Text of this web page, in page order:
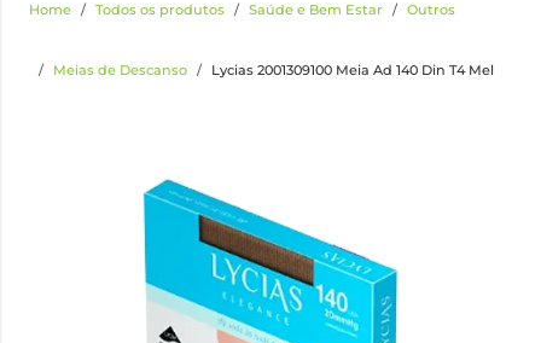
Home Todos os produtos Saúde e Bem Estar Outros
Meias de Descanso Lycias 2001309100 Meia Ad 140 Din T4 Mel